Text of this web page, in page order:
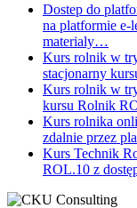
Dostep do
na platformie e-
materialy…
Kurs rolnik w
stacjonarny
Kurs rolnik w
kursu Rolnik
Kurs rolnika
zdalnie przez
Kurs Technik
ROL.10 z